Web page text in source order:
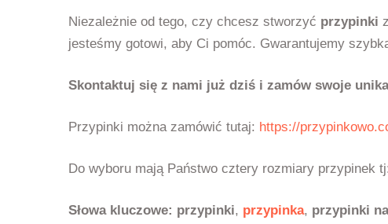
Niezależnie od tego, czy chcesz stworzyć przypinki
jesteśmy gotowi, aby Ci pomóc. Gwarantujemy
Skontaktuj się z nami już dziś i zamów swoje
Przypinki można zamówić tutaj: https://
Do wyboru mają Państwo cztery rozmiary przypinek
Słowa kluczowe: przypinki, przypinka, przypinki